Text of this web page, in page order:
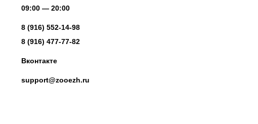
09:00 — 20:00
8 (916) 552-14-98
8 (916) 477-77-82
Вконтакте
support@zooezh.ru